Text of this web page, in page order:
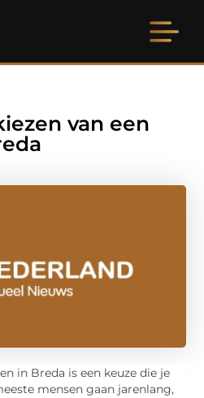
van een
in Breda is een keuze die je
mensen gaan jarenlang,